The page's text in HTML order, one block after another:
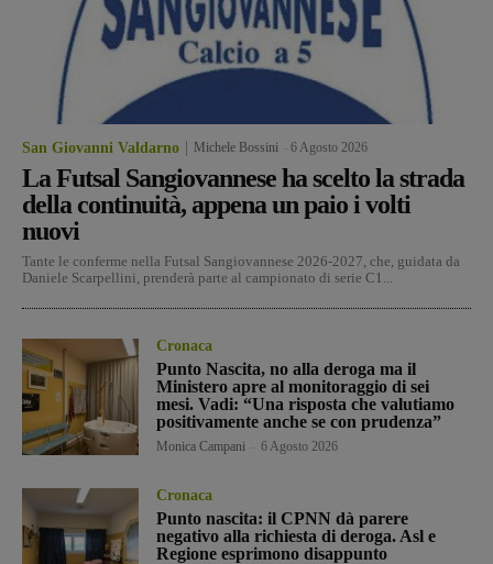
San Giovanni Valdarno Michele Bossini 6 Agosto 2026
La Futsal Sangiovannese ha scelto la strada
della continuità, appena un paio i volti
nuovi
Tante le conferme nella Futsal Sangiovannese 2026-2027, che, guidata da
Daniele Scarpellini, prenderà parte al campionato di serie C1...
Cronaca
Punto Nascita, no alla deroga ma il
Ministero apre al monitoraggio di sei
mesi. Vadi: “Una risposta che valutiamo
positivamente anche se con prudenza”
Monica Campani 6 Agosto 2026
Cronaca
Punto nascita: il CPNN dà parere
negativo alla richiesta di deroga. Asl e
Regione esprimono disappunto